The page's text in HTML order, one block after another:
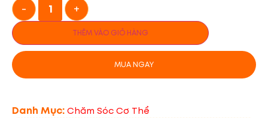
- +
THÊM VÀO GIỎ HÀNG
MUA NGAY
Danh Mục:Chăm Sóc Cơ Thể